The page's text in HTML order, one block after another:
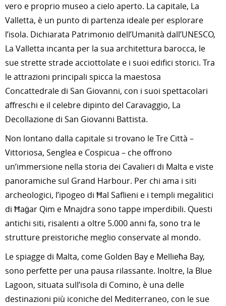
vero e proprio museo a cielo aperto. La capitale, La
Valletta, è un punto di partenza ideale per esplorare
l’isola. Dichiarata Patrimonio dell’Umanità dall’UNESCO,
La Valletta incanta per la sua architettura barocca, le
sue strette strade acciottolate e i suoi edifici storici. Tra
le attrazioni principali spicca la maestosa
Concattedrale di San Giovanni, con i suoi spettacolari
affreschi e il celebre dipinto del Caravaggio, La
Decollazione di San Giovanni Battista.
Non lontano dalla capitale si trovano le Tre Città –
Vittoriosa, Senglea e Cospicua – che offrono
un’immersione nella storia dei Cavalieri di Malta e viste
panoramiche sul Grand Harbour. Per chi ama i siti
archeologici, l’ipogeo di Ħal Saflieni e i templi megalitici
di Ħaġar Qim e Mnajdra sono tappe imperdibili. Questi
antichi siti, risalenti a oltre 5.000 anni fa, sono tra le
strutture preistoriche meglio conservate al mondo.
Le spiagge di Malta, come Golden Bay e Mellieħa Bay,
sono perfette per una pausa rilassante. Inoltre, la Blue
Lagoon, situata sull’isola di Comino, è una delle
destinazioni più iconiche del Mediterraneo, con le sue